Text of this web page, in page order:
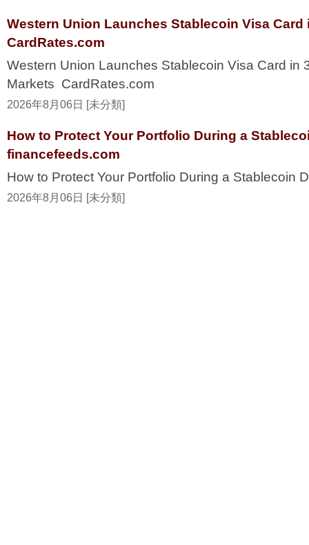
Western Union Launches Stablecoin Visa Card
CardRates.com
Western Union Launches Stablecoin Visa Card in
Markets CardRates.com
2026年8月06日 [未分類]
How to Protect Your Portfolio During a
financefeeds.com
How to Protect Your Portfolio During a Stablecoin
2026年8月06日 [未分類]